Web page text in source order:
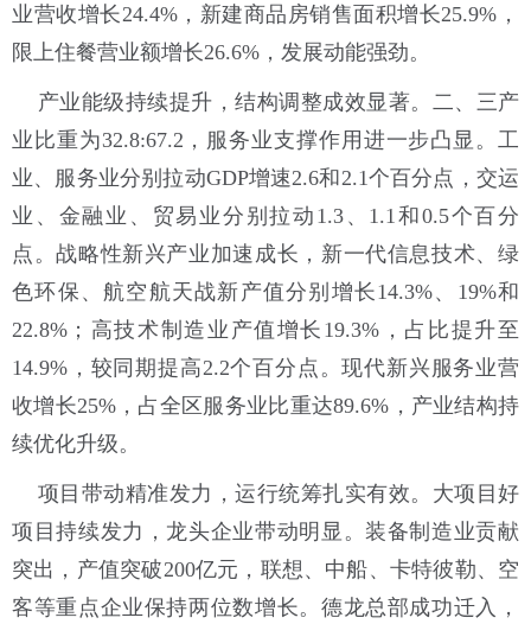
业营收增长24.4%，新建商品房销售面积增长25.9%，
限上住餐营业额增长26.6%，发展动能强劲。
产业能级持续提升，结构调整成效显著。二、三产
业比重为32.8:67.2，服务业支撑作用进一步凸显。工
业、服务业分别拉动GDP增速2.6和2.1个百分点，交运
业、金融业、贸易业分别拉动1.3、1.1和0.5个百分
点。战略性新兴产业加速成长，新一代信息技术、绿
色环保、航空航天战新产值分别增长14.3%、19%和
22.8%；高技术制造业产值增长19.3%，占比提升至
14.9%，较同期提高2.2个百分点。现代新兴服务业营
收增长25%，占全区服务业比重达89.6%，产业结构持
续优化升级。
项目带动精准发力，运行统筹扎实有效。大项目好
项目持续发力，龙头企业带动明显。装备制造业贡献
突出，产值突破200亿元，联想、中船、卡特彼勒、空
客等重点企业保持两位数增长。德龙总部成功迁入，